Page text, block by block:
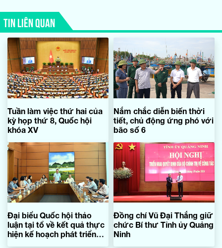
TIN LIÊN QUAN
Tuần làm việc thứ hai của
kỳ họp thứ 8, Quốc hội
khóa XV
Nắm chắc diễn biến thời
tiết, chủ động ứng phó với
bão số 6
Đại biểu Quốc hội thảo
luận tại tổ về kết quả thực
hiện kế hoạch phát triển
Đồng chí Vũ Đại Thắng giữ
chức Bí thư Tỉnh ủy Quảng
Ninh